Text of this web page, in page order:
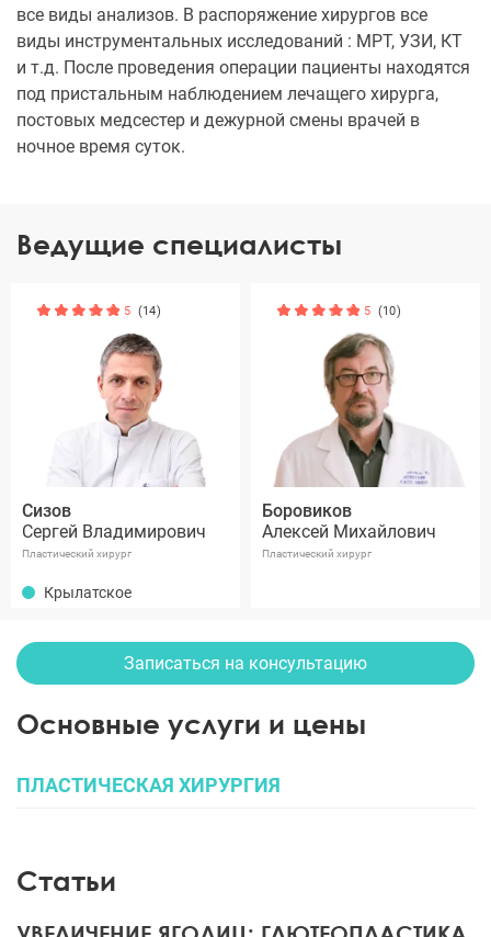
все виды анализов. В распоряжение хирургов все
виды инструментальных исследований : МРТ, УЗИ, КТ
и т.д. После проведения операции пациенты находятся
под пристальным наблюдением лечащего хирурга,
постовых медсестер и дежурной смены врачей в
ночное время суток.
Ведущие специалисты
5 (14)
Сизов
Сергей Владимирович
Пластический хирург
Крылатское
5 (10)
Боровиков
Алексей Михайлович
Пластический хирург
Записаться на консультацию
Основные услуги и цены
ПЛАСТИЧЕСКАЯ ХИРУРГИЯ
Статьи